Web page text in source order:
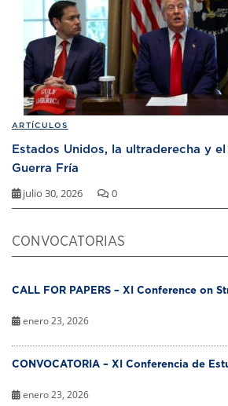
ARTÍCULOS
Estados Unidos, la ultraderecha y
Guerra Fría
julio 30, 2026 0
CONVOCATORIAS
CALL FOR PAPERS – XI Conference on
enero 23, 2026
CONVOCATORIA – XI Conferencia de
enero 23, 2026